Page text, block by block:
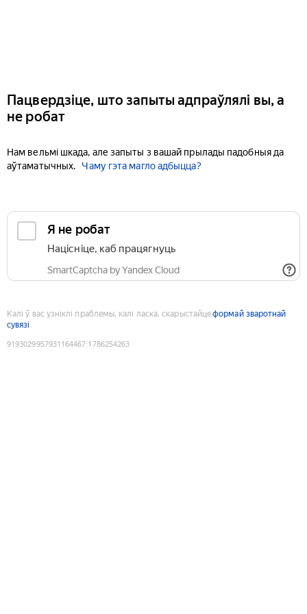
Пацвердзіце, што запыты адпраўлялі вы, а
не робат
Нам вельмі шкада, але запыты з вашай прылады падобныя да
аўтаматычных.
Чаму гэта магло адбыцца?
Я не робат
Націсніце, каб працягнуць
SmartCaptcha by Yandex Cloud
Калі ў вас узніклі праблемы, калі ласка, скарыстайцеформай зваротнай
сувязі
9193029957931164467:1786254263